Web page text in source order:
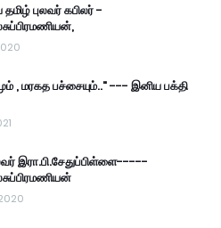
தமிழ் புலவர் கபிலர் -
, மரகத பச்சையும்.." --- இனிய பக்தி
இரா.பி.சேதுப்பிள்ளை-----